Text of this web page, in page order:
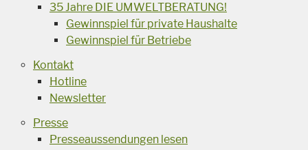
35 Jahre DIE UMWELTBERATUNG!
Gewinnspiel für private Haushalte
Gewinnspiel für Betriebe
Kontakt
Hotline
Newsletter
Presse
Presseaussendungen lesen